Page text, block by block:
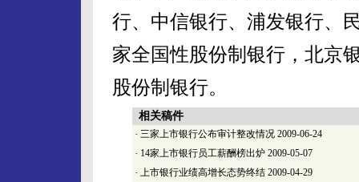
行、中信银行、浦发银行、
家全国性股份制银行，北京
股份制银行。
相关稿件
· 三家上市银行公布审计整改情况 2009-06-24
· 14家上市银行员工薪酬榜出炉 2009-05-07
· 上市银行业绩高增长态势终结 2009-04-29